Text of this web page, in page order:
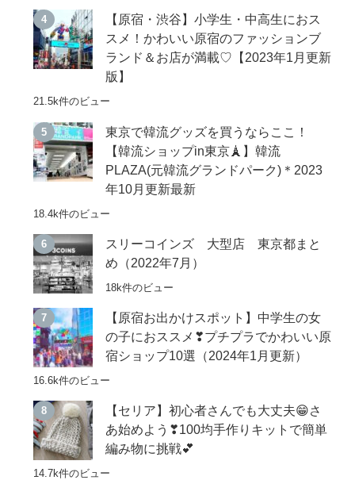
【原宿・渋谷】小学生・中高生におス
スメ！かわいい原宿のファッションブ
ランド＆お店が満載♡【2023年1月更新
版】
21.5k件のビュー
東京で韓流グッズを買うならここ！
【韓流ショップin東京🗼】韓流
PLAZA(元韓流グランドパーク)＊2023
年10月更新最新
18.4k件のビュー
スリーコインズ 大型店 東京都まと
め（2022年7月）
18k件のビュー
【原宿お出かけスポット】中学生の女
の子におススメ❣プチプラでかわいい原
宿ショップ10選（2024年1月更新）
16.6k件のビュー
【セリア】初心者さんでも大丈夫😁さ
あ始めよう❣100均手作りキットで簡単
編み物に挑戦💕
14.7k件のビュー